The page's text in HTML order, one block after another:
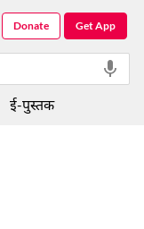
Get App
Donate
ई-पुस्तक